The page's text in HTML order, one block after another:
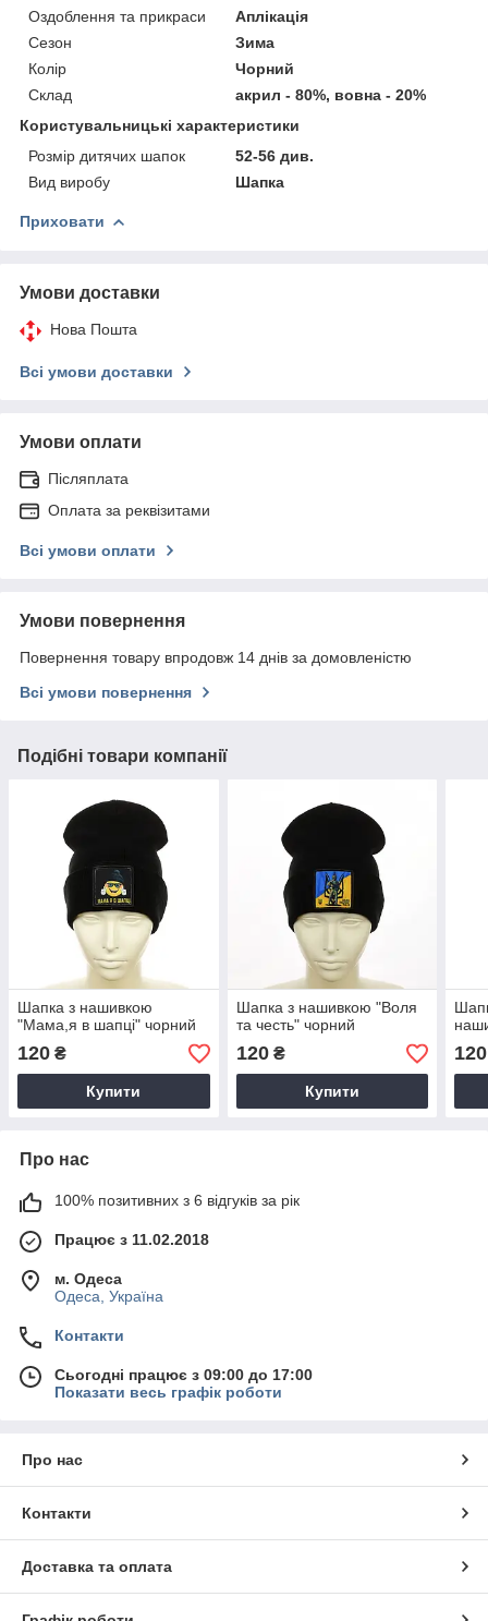
Оздоблення та прикраси
Аплікація
Сезон
Зима
Колір
Чорний
Склад
акрил - 80%, вовна - 20%
Користувальницькі характеристики
Розмір дитячих шапок
52-56 див.
Вид виробу
Шапка
Приховати
Умови доставки
Нова Пошта
Всі умови доставки
Умови оплати
Післяплата
Оплата за реквізитами
Всі умови оплати
Умови повернення
Повернення товару впродовж 14 днів за домовленістю
Всі умови повернення
Подібні товари компанії
Шапка з нашивкою
"Мама,я в шапці" чорний
120 ₴
Купити
Шапка з нашивкою "Воля
та честь" чорний
120₴
Купити
120
Про нас
100% позитивних з 6 відгуків за рік
Працює з 11.02.2018
м. Одеса
Одеса, Україна
Контакти
Сьогодні працює з 09:00 до 17:00
Показати весь графік роботи
Про нас
Контакти
Доставка та оплата